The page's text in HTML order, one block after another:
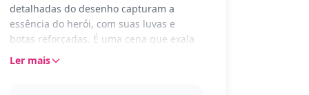
detalhadas do desenho capturam a
essência do herói, com suas luvas e
botas reforçadas. É uma cena que exala
força e coragem, perfeita para os fãs do
Ler mais